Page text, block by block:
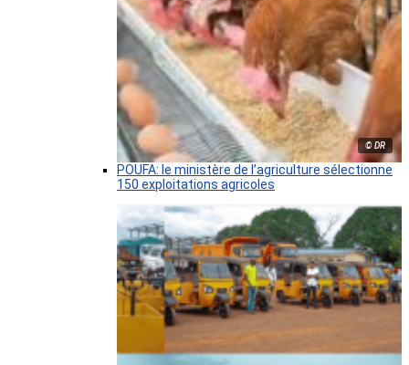
© DR
POUFA: le ministère de l’agriculture sélectionne
150 exploitations agricoles